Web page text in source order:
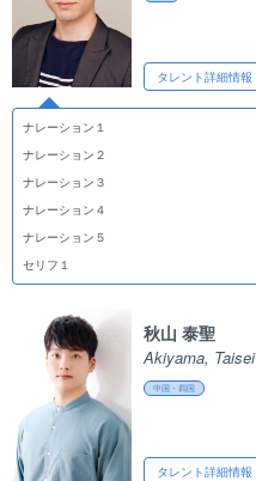
タレント詳細情報
ナレーション１
ナレーション２
ナレーション３
ナレーション４
ナレーション５
セリフ１
秋山 泰聖
Akiyama, Taisei
中国・四国
タレント詳細情報